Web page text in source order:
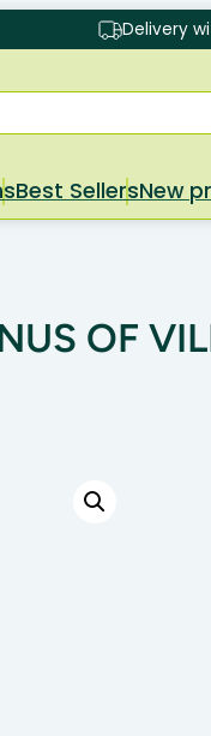
Delivery
Best SellersNew
OF